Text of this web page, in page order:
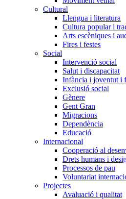
Cultural
Llengua i literatura
Cultura popular i
Arts escèniques i
Fires i festes
Social
Intervenció social
Salut i discapacitat
Infància i joventut i
Exclusió social
Gènere
Gent Gran
Migracions
Dependència
Educació
Internacional
Cooperació al
Drets humans i
Processos de pau
Voluntariat
Projectes
Avaluació i qualitat